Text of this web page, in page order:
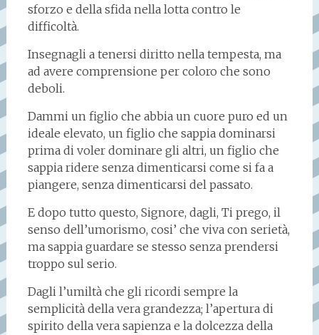
sforzo e della sfida nella lotta contro le
difficoltà.
Insegnagli a tenersi diritto nella tempesta, ma
ad avere comprensione per coloro che sono
deboli.
Dammi un figlio che abbia un cuore puro ed un
ideale elevato, un figlio che sappia dominarsi
prima di voler dominare gli altri, un figlio che
sappia ridere senza dimenticarsi come si fa a
piangere, senza dimenticarsi del passato.
E dopo tutto questo, Signore, dagli, Ti prego, il
senso dell’umorismo, cosi’ che viva con serietà,
ma sappia guardare se stesso senza prendersi
troppo sul serio.
Dagli l’umiltà che gli ricordi sempre la
semplicità della vera grandezza; l’apertura di
spirito della vera sapienza e la dolcezza della